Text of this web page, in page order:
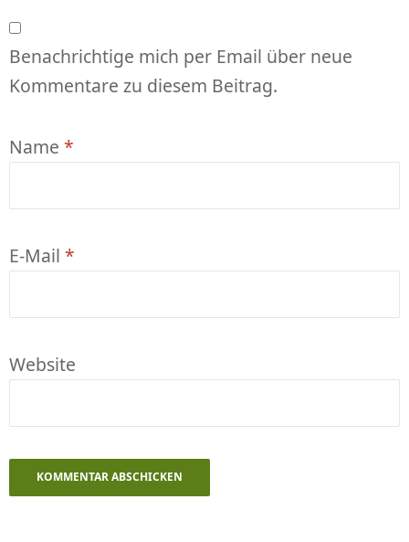
Benachrichtige mich per Email über neue
Kommentare zu diesem Beitrag.
Name *
E-Mail *
Website